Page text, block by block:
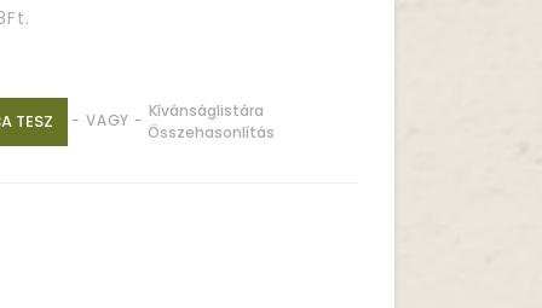
TESZ - VAGY - Kívánságlistára
Összehasonlítás